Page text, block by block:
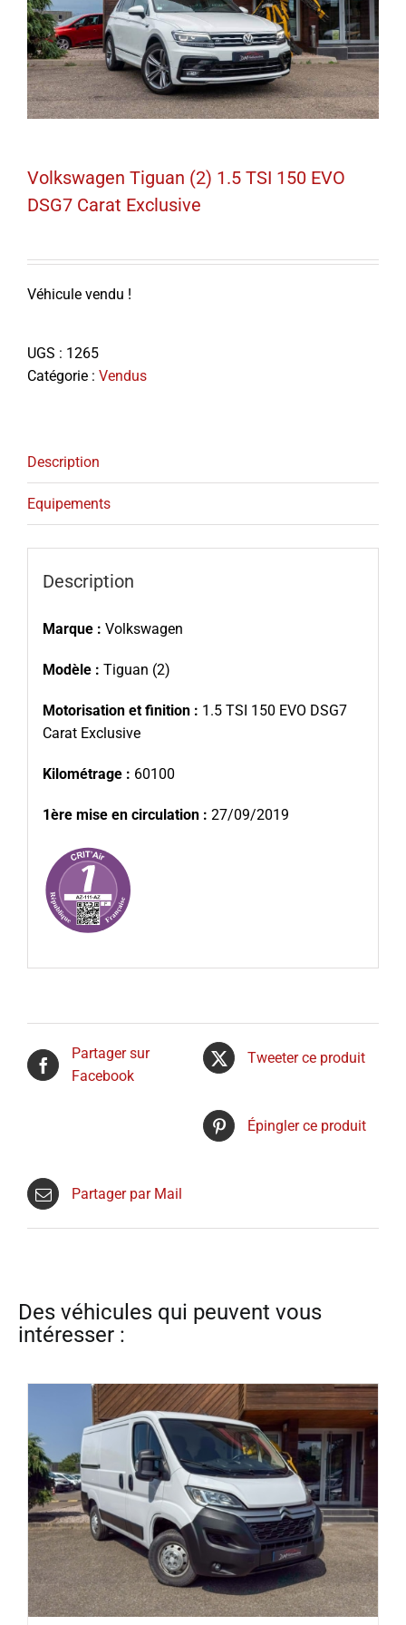
Volkswagen Tiguan (2) 1.5 TSI 150 EVO
DSG7 Carat Exclusive
Véhicule vendu !
UGS : 1265
Catégorie : Vendus
Description
Equipements
Description
Marque : Volkswagen
Modèle : Tiguan (2)
Motorisation et finition : 1.5 TSI 150 EVO DSG7
Carat Exclusive
Kilométrage : 60100
1ère mise en circulation : 27/09/2019
Partager sur
Facebook
Tweeter ce produit
Épingler ce produit
Partager par Mail